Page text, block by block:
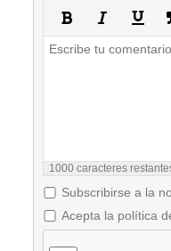
1000 caracteres
Subscribirse a la
Acepta la política